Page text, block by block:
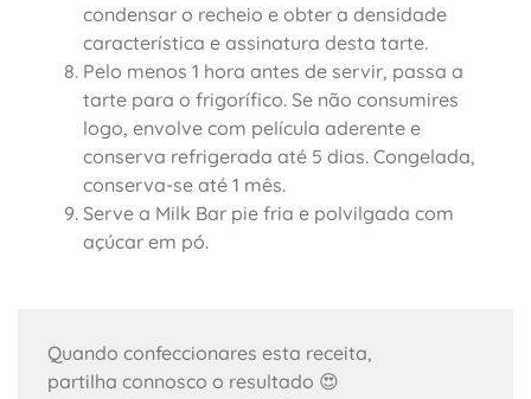
condensar o recheio e obter a densidade
característica e assinatura desta tarte.
Pelo menos 1 hora antes de servir, passa a
tarte para o frigorífico. Se não consumires
logo, envolve com película aderente e
conserva refrigerada até 5 dias. Congelada,
conserva-se até 1 mês.
Serve a Milk Bar pie fria e polvilgada com
açúcar em pó.
Quando confeccionares esta receita,
partilha connosco o resultado 😍